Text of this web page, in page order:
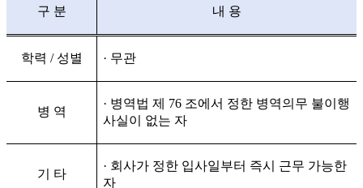
구 분 내 용
학력 / 성별 · 무관
병 역
· 병역법 제 76 조에서 정한 병역의무 불이행
사실이 없는 자
기 타
· 회사가 정한 입사일부터 즉시 근무 가능한
자